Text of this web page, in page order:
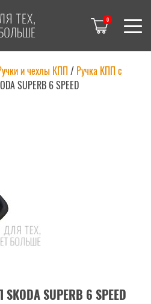
0
и чехлы КПП/ Ручка КПП с
SUPERB 6 SPEED
SUPERB 6 SPEED